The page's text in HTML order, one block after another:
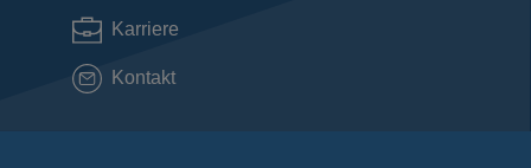
Karriere
Kontakt